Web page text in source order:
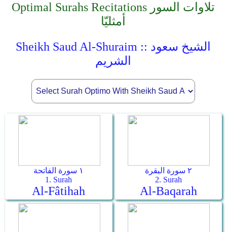
Optimal Surahs Recitations تلاوات السور
أمثليّا
Sheikh Saud Al-Shuraim :: الشيخ سعود
الشريم
١ سورة الفاتحة
1. Surah
Al-Fâtihah
٢ سورة البقرة
2. Surah
Al-Baqarah